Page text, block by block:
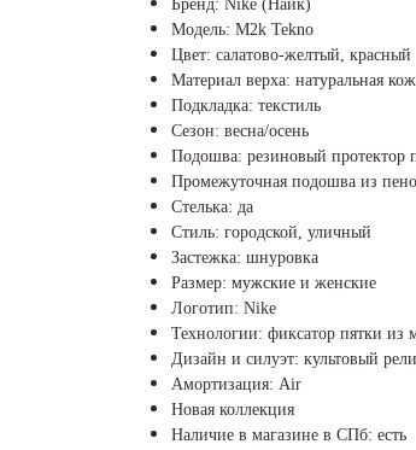
Бренд: Nike (Найк)
Модель: M2k Tekno
Цвет: салатово-желтый, красный
Материал верха: натуральная
Подкладка: текстиль
Сезон: весна/осень
Подошва: резиновый протектор
Промежуточная подошва из
Стелька: да
Стиль: городской, уличный
Застежка: шнуровка
Размер: мужские и женские
Логотип: Nike
Технологии: фиксатор пятки из
Дизайн и силуэт: культовый
Амортизация: Air
Новая коллекция
Наличие в магазине в СПб: есть